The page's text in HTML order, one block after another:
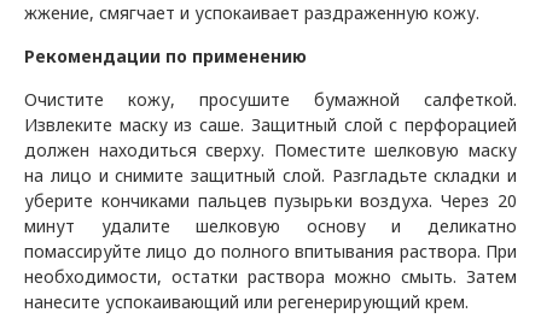
жжение, смягчает и успокаивает раздраженную кожу.
Рекомендации по применению
Очистите кожу, просушите бумажной салфеткой.
Извлеките маску из саше. Защитный слой с перфорацией
должен находиться сверху. Поместите шелковую маску
на лицо и снимите защитный слой. Разгладьте складки и
уберите кончиками пальцев пузырьки воздуха. Через 20
минут удалите шелковую основу и деликатно
помассируйте лицо до полного впитывания раствора. При
необходимости, остатки раствора можно смыть. Затем
нанесите успокаивающий или регенерирующий крем.